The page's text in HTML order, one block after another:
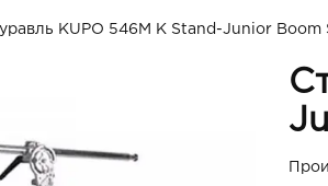
KUPO 546M K Stand-Junior Boom